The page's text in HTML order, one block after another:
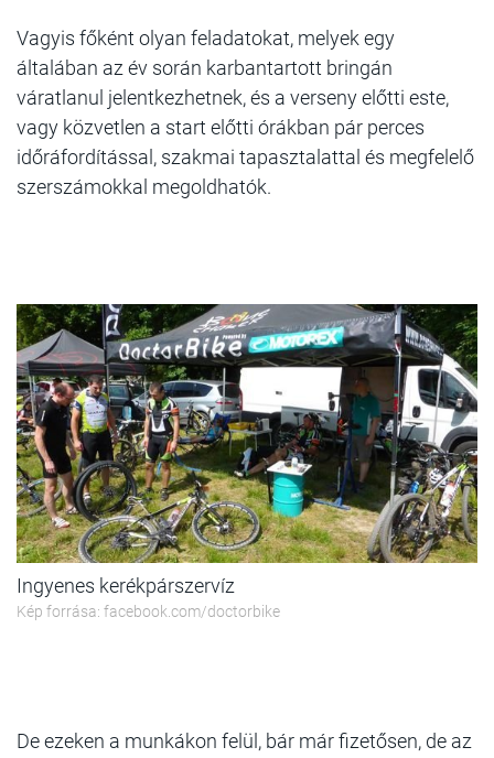
Vagyis főként olyan feladatokat, melyek egy
általában az év során karbantartott bringán
váratlanul jelentkezhetnek, és a verseny előtti este,
vagy közvetlen a start előtti órákban pár perces
időráfordítással, szakmai tapasztalattal és megfelelő
szerszámokkal megoldhatók.
Ingyenes kerékpárszervíz
Kép forrása: facebook.com/doctorbike
De ezeken a munkákon felül, bár már fizetősen, de az